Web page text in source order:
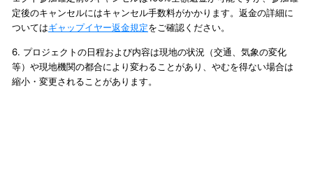
定後のキャンセルにはキャンセル手数料がかかります。返金の詳細に
ついてはギャップイヤー返金規定をご確認ください。
6. プロジェクトの日程および内容は現地の状況（交通、気象の変化
等）や現地機関の都合により変わることがあり、やむを得ない場合は
縮小・変更されることがあります。